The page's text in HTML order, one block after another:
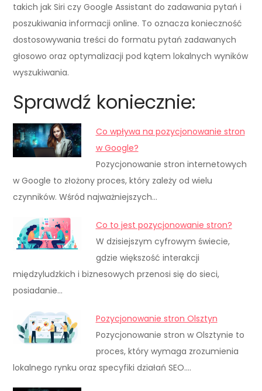
takich jak Siri czy Google Assistant do zadawania pytań i
poszukiwania informacji online. To oznacza konieczność
dostosowywania treści do formatu pytań zadawanych
głosowo oraz optymalizacji pod kątem lokalnych wyników
wyszukiwania.
Sprawdź koniecznie:
Co wpływa na pozycjonowanie stron
w Google?
Pozycjonowanie stron internetowych
w Google to złożony proces, który zależy od wielu
czynników. Wśród najważniejszych…
Co to jest pozycjonowanie stron?
W dzisiejszym cyfrowym świecie,
gdzie większość interakcji
międzyludzkich i biznesowych przenosi się do sieci,
posiadanie…
Pozycjonowanie stron Olsztyn
Pozycjonowanie stron w Olsztynie to
proces, który wymaga zrozumienia
lokalnego rynku oraz specyfiki działań SEO.…